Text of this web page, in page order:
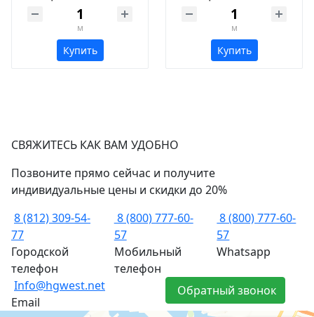
м
Купить
м
Купить
СВЯЖИТЕСЬ КАК ВАМ УДОБНО
Позвоните прямо сейчас и получите
индивидуальные цены и скидки до 20%
8 (812) 309-54-
77
Городской
телефон
8 (800) 777-60-
57
Мобильный
телефон
8 (800) 777-60-
57
Whatsapp
Info@hgwest.net
Email
Обратный звонок